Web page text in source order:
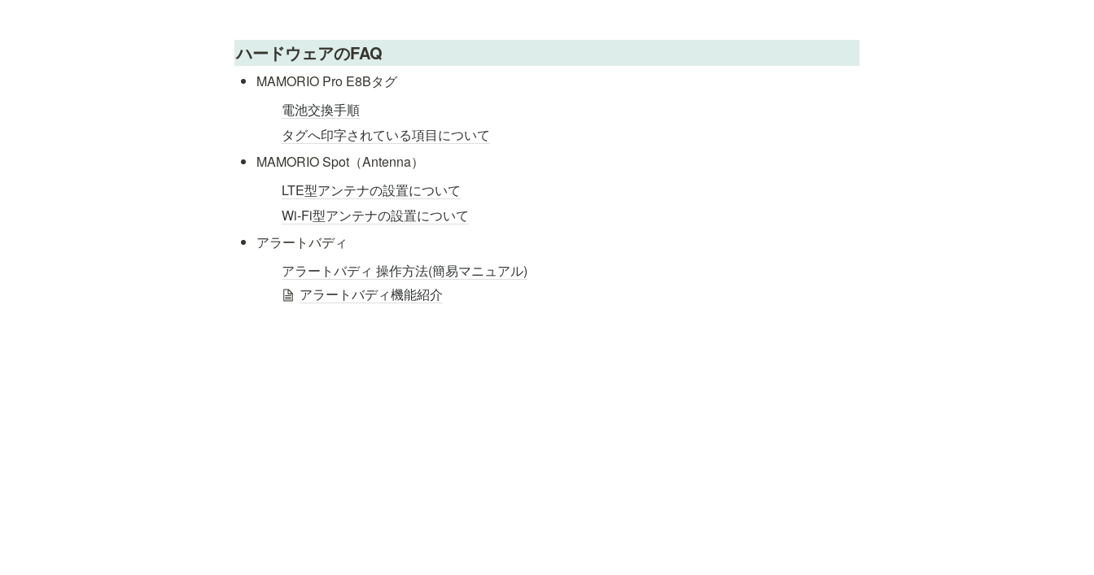
ハードウェアのFAQ
MAMORIO Pro E8Bタグ
電池交換手順
タグへ印字されている項目について
MAMORIO Spot（Antenna）
LTE型アンテナの設置について
Wi-Fi型アンテナの設置について
アラートバディ
アラートバディ 操作方法(簡易マニュアル)
アラートバディ機能紹介